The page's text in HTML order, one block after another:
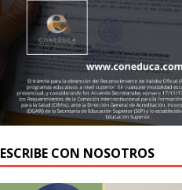
ESCRIBE CON NOSOTROS